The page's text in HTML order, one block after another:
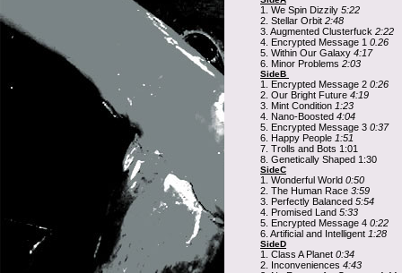
1. We Spin Dizzily 5:22
2. Stellar Orbit 2:48
3. Augmented Clusterfuck 2:22
4. Encrypted Message 1 0.26
5. Within Our Galaxy 4:17
6. Minor Problems 2:03
SideB
1. Encrypted Message 2 0:26
2. Our Bright Future 4:19
3. Mint Condition 1:23
4. Nano-Boosted 4:04
5. Encrypted Message 3 0:37
6. Happy People 1:51
7. Trolls and Bots 1:01
8. Genetically Shaped 1:30
SideC
1. Wonderful World 0:50
2. The Human Race 3:59
3. Perfectly Balanced 5:54
4. Promised Land 5:33
5. Encrypted Message 4 0:22
6. Artificial and Intelligent 1:28
SideD
1. Class A Planet 0:34
2. Inconveniences 4:43